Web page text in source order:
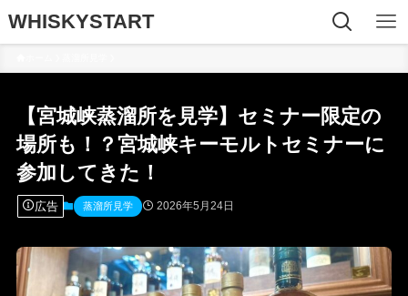
WHISKYSTART
【宮城峡蒸溜所を見学】セミナー限定の
場所も！？宮城峡キーモルトセミナーに
参加してきた！
広告 蒸溜所見学 2026年5月24日